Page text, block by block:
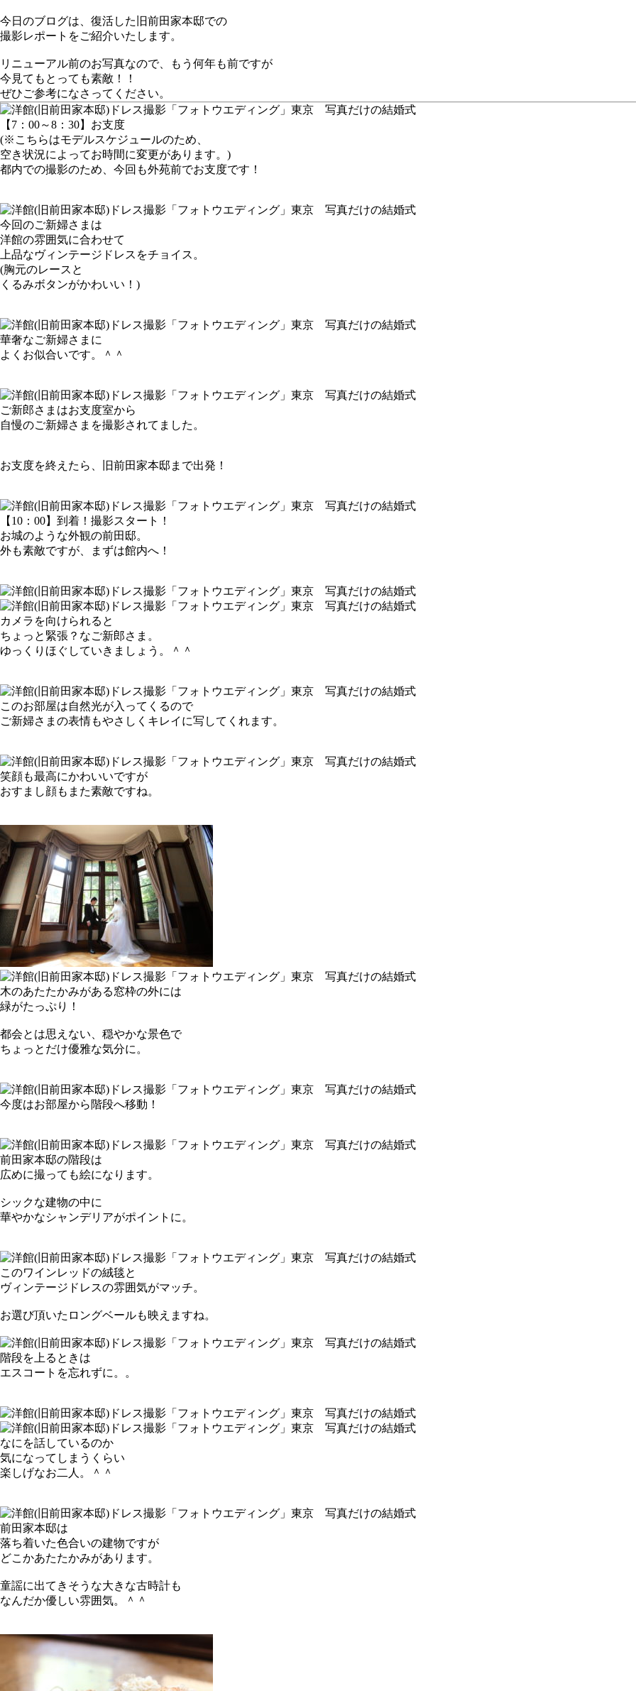
今日のブログは、復活した旧前田家本邸での
撮影レポートをご紹介いたします。
リニューアル前のお写真なので、もう何年も前ですが
今見てもとっても素敵！！
ぜひご参考になさってください。
【7：00～8：30】お支度
(※こちらはモデルスケジュールのため、
空き状況によってお時間に変更があります。)
都内での撮影のため、今回も外苑前でお支度です！
今回のご新婦さまは
洋館の雰囲気に合わせて
上品なヴィンテージドレスをチョイス。
(胸元のレースと
くるみボタンがかわいい！)
華奢なご新婦さまに
よくお似合いです。＾＾
ご新郎さまはお支度室から
自慢のご新婦さまを撮影されてました。
お支度を終えたら、旧前田家本邸まで出発！
【10：00】到着！撮影スタート！
お城のような外観の前田邸。
外も素敵ですが、まずは館内へ！
カメラを向けられると
ちょっと緊張？なご新郎さま。
ゆっくりほぐしていきましょう。＾＾
このお部屋は自然光が入ってくるので
ご新婦さまの表情もやさしくキレイに写してくれます。
笑顔も最高にかわいいですが
おすまし顔もまた素敵ですね。
木のあたたかみがある窓枠の外には
緑がたっぷり！
都会とは思えない、穏やかな景色で
ちょっとだけ優雅な気分に。
今度はお部屋から階段へ移動！
前田家本邸の階段は
広めに撮っても絵になります。
シックな建物の中に
華やかなシャンデリアがポイントに。
このワインレッドの絨毯と
ヴィンテージドレスの雰囲気がマッチ。
お選び頂いたロングベールも映えますね。
階段を上るときは
エスコートを忘れずに。。
なにを話しているのか
気になってしまうくらい
楽しげなお二人。＾＾
前田家本邸は
落ち着いた色合いの建物ですが
どこかあたたかみがあります。
童謡に出てきそうな大きな古時計も
なんだか優しい雰囲気。＾＾